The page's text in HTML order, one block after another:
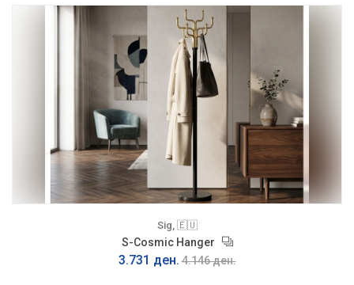
Sig, 🇪🇺
S-Cosmic Hanger
3.731 ден. 4.146 ден.